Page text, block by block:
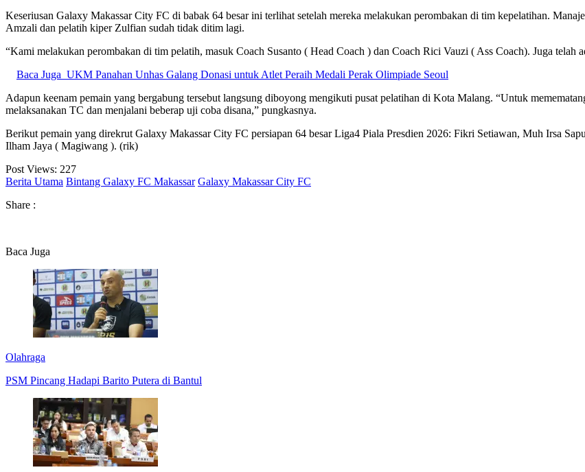
Keseriusan Galaxy Makassar City FC di babak 64 besar ini terlihat setelah mereka melakukan perombakan di tim kepelatihan.
Amzali dan pelatih kiper Zulfian sudah tidak ditim lagi.
“Kami melakukan perombakan di tim pelatih, masuk Coach Susanto ( Head Coach ) dan Coach Rici Vauzi ( Ass Coach). Juga telah
Baca Juga UKM Panahan Unhas Galang Donasi untuk Atlet Peraih Medali Perak Olimpiade Seoul
Adapun keenam pemain yang bergabung tersebut langsung diboyong mengikuti pusat pelatihan di Kota Malang. “Untuk
melaksanakan TC dan menjalani beberap uji coba disana,” pungkasnya.
Berikut pemain yang direkrut Galaxy Makassar City FC persiapan 64 besar Liga4 Piala Presdien 2026: Fikri Setiawan, Muh Irsa
Ilham Jaya ( Magiwang ). (rik)
Post Views: 227
Berita Utama Bintang Galaxy FC Makassar Galaxy Makassar City FC
Share :
Baca Juga
Olahraga
PSM Pincang Hadapi Barito Putera di Bantul